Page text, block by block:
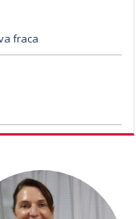
fraca